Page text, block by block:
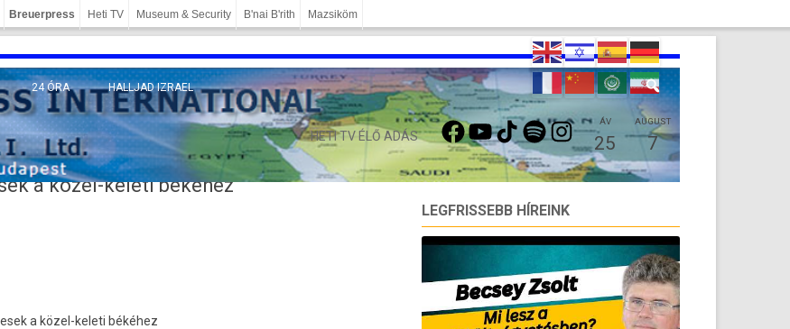
Breuerpress Heti TV Museum & Security B'nai B'rith Mazsiköm
24 ÓRA HALLJAD IZRAEL
HETI TV ÉLŐ ADÁS
FACEBOOKYOUTUBETIKTOKSPOTIFYINSTAGRAMÁV
25
AUGUST
7
a közel-keleti békéhez
a közel-keleti békéhez
LEGFRISSEBB HÍREINK